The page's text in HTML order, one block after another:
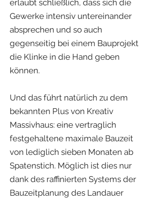
erlaubt schließlich, dass sich die
Gewerke intensiv untereinander
absprechen und so auch
gegenseitig bei einem Bauprojekt
die Klinke in die Hand geben
können.
Und das führt natürlich zu dem
bekannten Plus von Kreativ
Massivhaus: eine vertraglich
festgehaltene maximale Bauzeit
von lediglich sieben Monaten ab
Spatenstich. Möglich ist dies nur
dank des raffinierten Systems der
Bauzeitplanung des Landauer